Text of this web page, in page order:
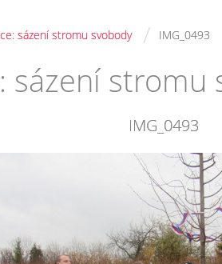
sázení stromu svobody / IMG_0493
sázení stromu
IMG_0493